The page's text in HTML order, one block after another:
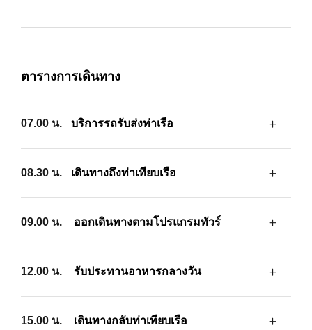
ตารางการเดินทาง
07.00 น. บริการรถรับส่งท่าเรือ
08.30 น. เดินทางถึงท่าเทียบเรือ
09.00 น. ออกเดินทางตามโปรแกรมทัวร์
12.00 น. รับประทานอาหารกลางวัน
15.00 น. เดินทางกลับท่าเทียบเรือ